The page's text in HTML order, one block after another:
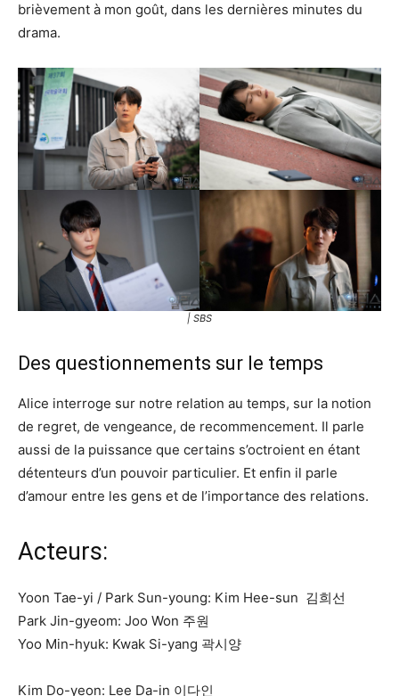
brièvement à mon goût, dans les dernières minutes du
drama.
| SBS
Des questionnements sur le temps
Alice interroge sur notre relation au temps, sur la notion
de regret, de vengeance, de recommencement. Il parle
aussi de la puissance que certains s’octroient en étant
détenteurs d’un pouvoir particulier. Et enfin il parle
d’amour entre les gens et de l’importance des relations.
Acteurs:
Yoon Tae-yi / Park Sun-young: Kim Hee-sun 김희선
Park Jin-gyeom: Joo Won 주원
Yoo Min-hyuk: Kwak Si-yang 곽시양
Kim Do-yeon: Lee Da-in 이다인